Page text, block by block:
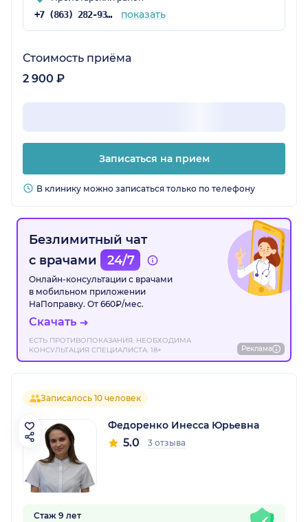
+7 (863) 282-93-77 показать
Стоимость приёма
2 900 ₽
Записаться на прием
В клинику можно записаться только по телефону
Безлимитный чат
с врачами
24/7
Онлайн-консультации с врачами
в мобильном приложении
НаПоправку. От 660₽/мес.
Скачать
ЕСТЬ ПРОТИВОПОКАЗАНИЯ. НЕОБХОДИМА
КОНСУЛЬТАЦИЯ СПЕЦИАЛИСТА. 18+
Реклама
Записалось 10 человек
Федоренко Инесса Юрьевна
5.0 3 отзыва
Стаж 9 лет